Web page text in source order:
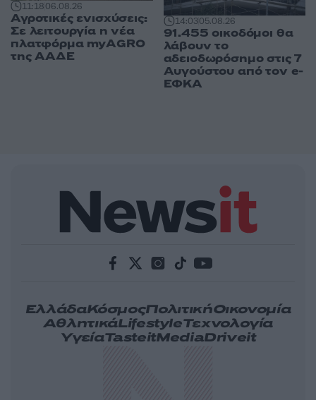
11:1806.08.26
Αγροτικές ενισχύσεις:
Σε λειτουργία η νέα
πλατφόρμα myAGRO
της ΑΑΔΕ
14:0305.08.26
91.455 οικοδόμοι θα
λάβουν το
αδειοδωρόσημο στις 7
Αυγούστου από τον e-
ΕΦΚΑ
ΕλλάδαΚόσμοςΠολιτικήΟικονομία
ΑθλητικάLifestyleΤεχνολογία
ΥγείαTasteitMediaDriveit